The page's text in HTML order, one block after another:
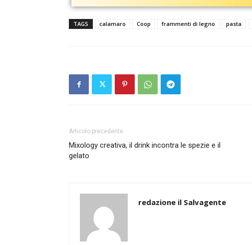
TAGS calamaro Coop frammenti di legno pasta
Articolo precedente
Mixology creativa, il drink incontra le spezie e il
gelato
redazione il Salvagente